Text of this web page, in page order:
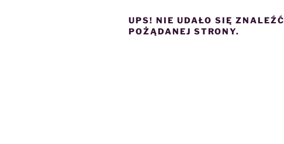
UPS! NIE UDAŁO SIĘ ZNALEŹĆ
POŻĄDANEJ STRONY.